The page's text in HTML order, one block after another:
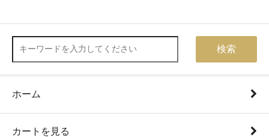
検索
ホーム
カートを見る